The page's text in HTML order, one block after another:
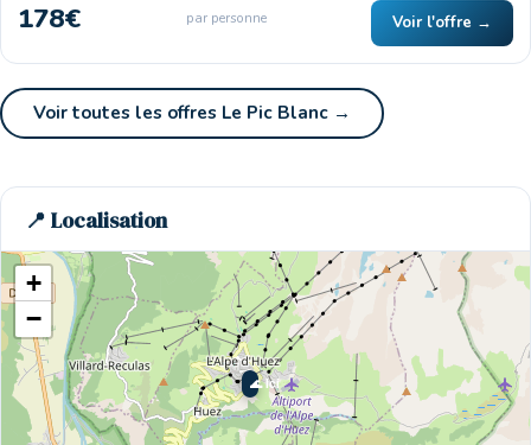
178€ par personne Voir l'offre →
Voir toutes les offres Le Pic Blanc →
📍 Localisation
🌊 Ici
+
−